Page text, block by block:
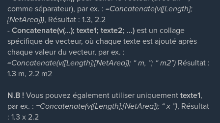
comme séparateur), par ex. : =Concatenate(v([Length];
[NetArea])), Résultat : 1.3, 2.2
-Concatenate(v(...); texte1; texte2; ...)est un collage
spécifique de vecteur, où chaque texte est ajouté après
chaque valeur du vecteur, par ex. :
=Concatenate(v([Length];[NetArea]); “ m, ”; “ m2”) Résultat :
1.3 m, 2.2 m2
N.B ! Vous pouvez également utiliser uniquementtexte1,
par ex. : =Concatenate(v([Length];[NetArea]); “ x ”), Résultat
: 1.3 x 2.2